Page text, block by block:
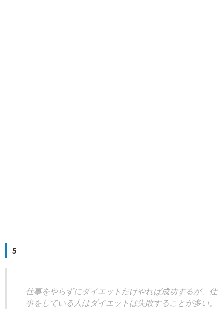
5
仕事をやらずにダイエットだけやれば成功するが、仕
事をしている人はダイエットは失敗することが多い。